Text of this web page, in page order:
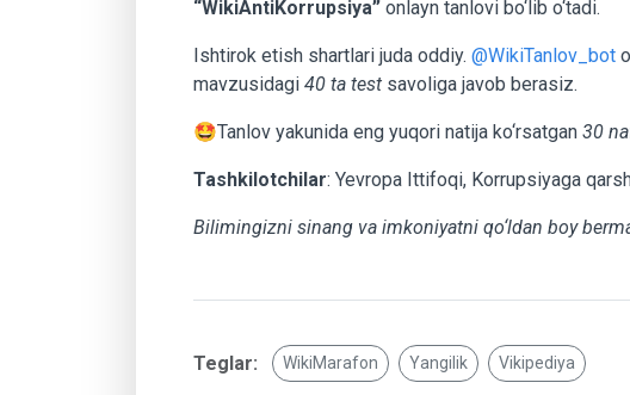
“WikiAntiKorrupsiya” onlayn tanlovi bo‘lib o‘tadi.
Ishtirok etish shartlari juda oddiy. @WikiTanlov_bot
mavzusidagi 40 ta test savoliga javob berasiz.
🤩Tanlov yakunida eng yuqori natija ko‘rsatgan 30
Tashkilotchilar: Yevropa Ittifoqi, Korrupsiyaga
Bilimingizni sinang va imkoniyatni qo‘ldan boy
Teglar: WikiMarafon Yangilik Vikipediya